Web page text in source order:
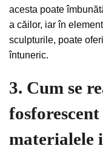
acesta poate
a căilor, iar în
sculpturile, poate
întuneric.
3. Cum se
materialele